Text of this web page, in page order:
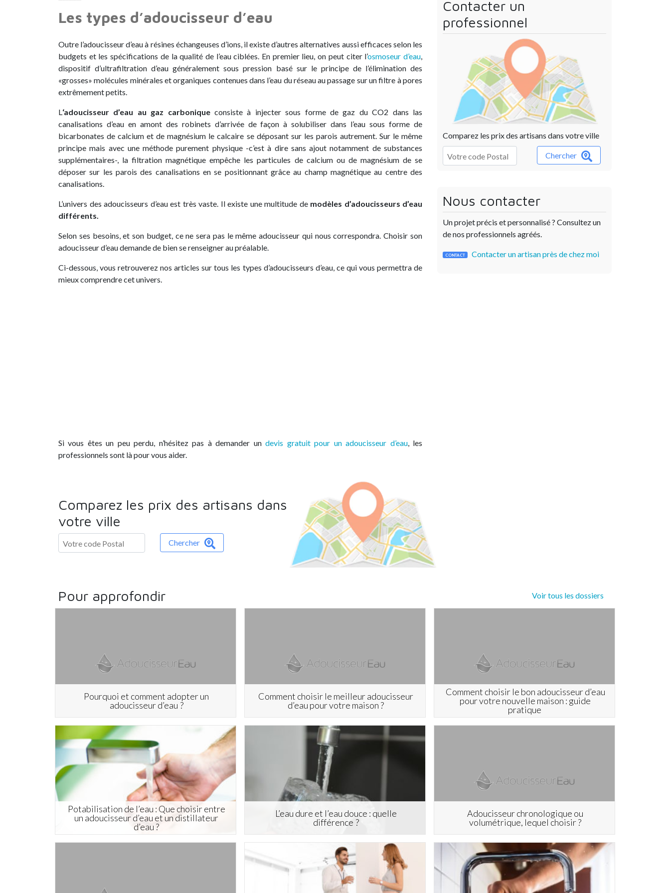
Les types d’adoucisseur d’eau
Outre l’adoucisseur d’eau à résines échangeuses d’ions, il existe d’autres alternatives aussi efficaces selon les
budgets et les spécifications de la qualité de l’eau ciblées. En premier lieu, on peut citer l’osmoseur d’eau,
dispositif d’ultrafiltration d’eau généralement sous pression basé sur le principe de l’élimination des
«grosses» molécules minérales et organiques contenues dans l’eau du réseau au passage sur un filtre à pores
extrêmement petits.
L‘adoucisseur d’eau au gaz carboniqueconsiste à injecter sous forme de gaz du CO2 dans las
canalisations d’eau en amont des robinets d’arrivée de façon à solubiliser dans l’eau sous forme de
bicarbonates de calcium et de magnésium le calcaire se déposant sur les parois autrement. Sur le même
principe mais avec une méthode purement physique -c’est à dire sans ajout notamment de substances
supplémentaires-, la filtration magnétique empêche les particules de calcium ou de magnésium de se
déposer sur les parois des canalisations en se positionnant grâce au champ magnétique au centre des
canalisations.
L’univers des adoucisseurs d’eau est très vaste. Il existe une multitude de modèles d’adoucisseurs d’eau
différents.
Selon ses besoins, et son budget, ce ne sera pas le même adoucisseur qui nous correspondra. Choisir son
adoucisseur d’eau demande de bien se renseigner au préalable.
Ci-dessous, vous retrouverez nos articles sur tous les types d’adoucisseurs d’eau, ce qui vous permettra de
mieux comprendre cet univers.
Si vous êtes un peu perdu, n’hésitez pas à demander undevis gratuit pour un adoucisseur d’eau, les
professionnels sont là pour vous aider.
Contacter un
professionnel
Comparez les prix des artisans dans votre ville
Chercher
Nous contacter
Un projet précis et personnalisé ? Consultez un
de nos professionnels agréés.
CONTACT Contacter un artisan près de chez moi
Comparez les prix des artisans dans
votre ville
Chercher
Pour approfondir Voir tous les dossiers
Pourquoi et comment adopter un
adoucisseur d’eau ?
Comment choisir le meilleur adoucisseur
d’eau pour votre maison ?
Comment choisir le bon adoucisseur d’eau
pour votre nouvelle maison : guide
pratique
Potabilisation de l’eau : Que choisir entre
un adoucisseur d’eau et un distillateur
d’eau ?
L’eau dure et l’eau douce : quelle
différence ?
Adoucisseur chronologique ou
volumétrique, lequel choisir ?